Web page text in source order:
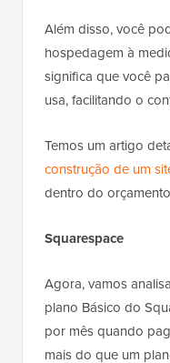
Além disso, você
hospedagem à
significa que você
usa, facilitando o
Temos um artigo
construção de um
dentro do
Squarespace
Agora, vamos
plano Básico do
por mês quando
mais do que um